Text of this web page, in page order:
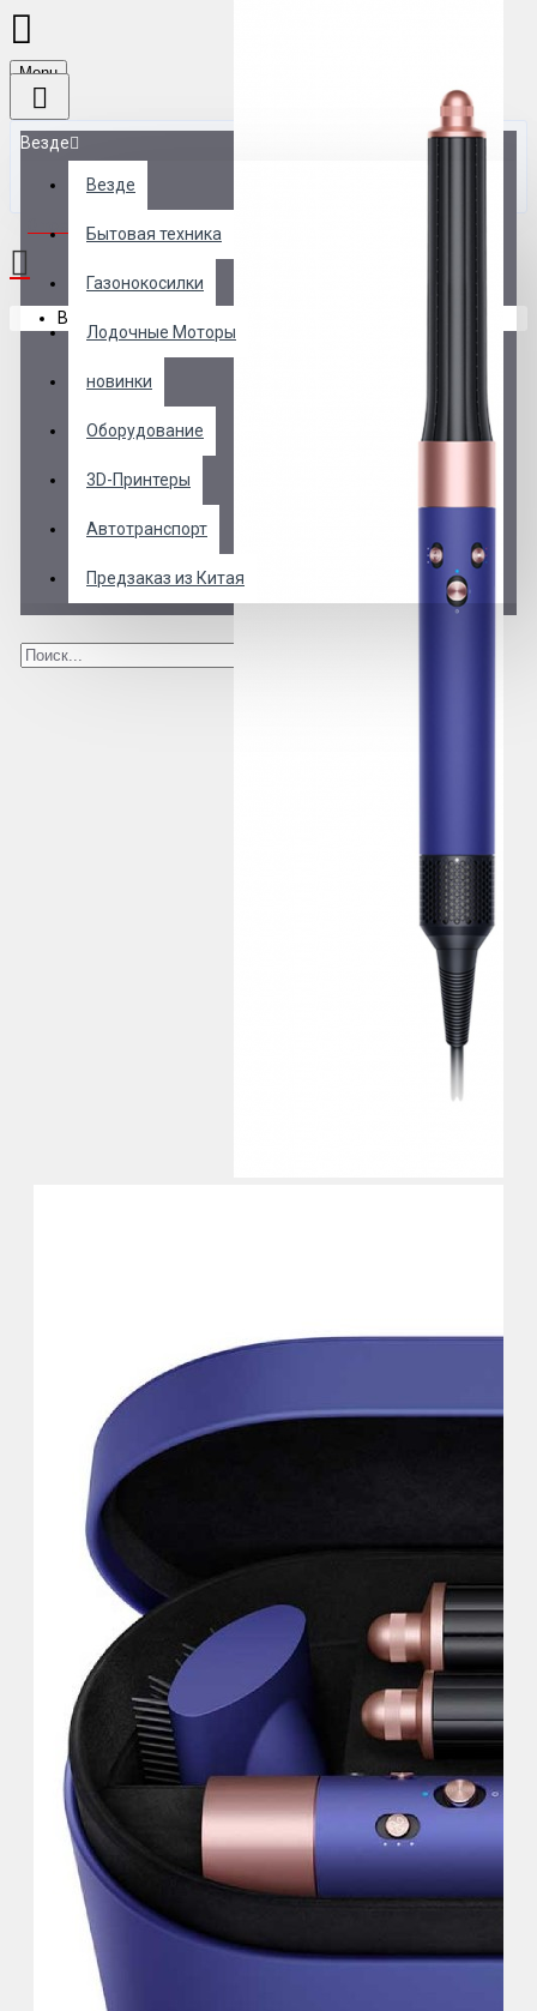
Menu
Везде
Везде
Бытовая техника
Газонокосилки
Лодочные Моторы
новинки
Оборудование
3D-Принтеры
Автотранспорт
Предзаказ из Китая
0 товар(ов) - 0 р.
В корзине пусто!